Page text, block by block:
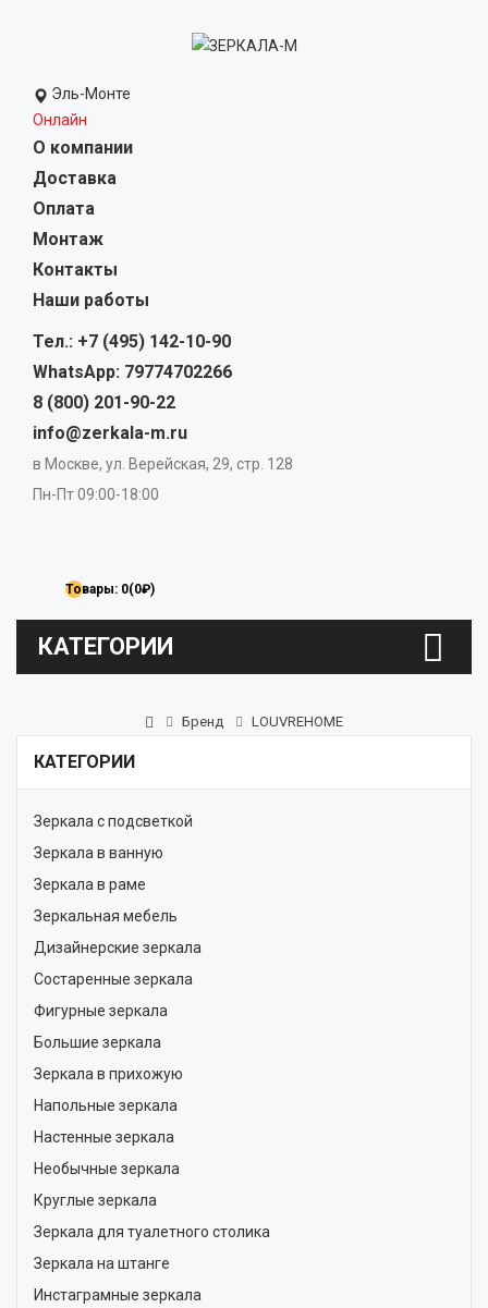
Эль-Монте
Онлайн
О компании
Доставка
Оплата
Монтаж
Контакты
Наши работы
Тел.: +7 (495) 142-10-90
WhatsApp: 79774702266
8 (800) 201-90-22
info@zerkala-m.ru
в Москве, ул. Верейская, 29, стр. 128
Пн-Пт 09:00-18:00
Товары: 0(0₽)
КАТЕГОРИИ
Бренд LOUVREHOME
КАТЕГОРИИ
Зеркала с подсветкой
Зеркала в ванную
Зеркала в раме
Зеркальная мебель
Дизайнерские зеркала
Состаренные зеркала
Фигурные зеркала
Большие зеркала
Зеркала в прихожую
Напольные зеркала
Настенные зеркала
Необычные зеркала
Круглые зеркала
Зеркала для туалетного столика
Зеркала на штанге
Инстаграмные зеркала